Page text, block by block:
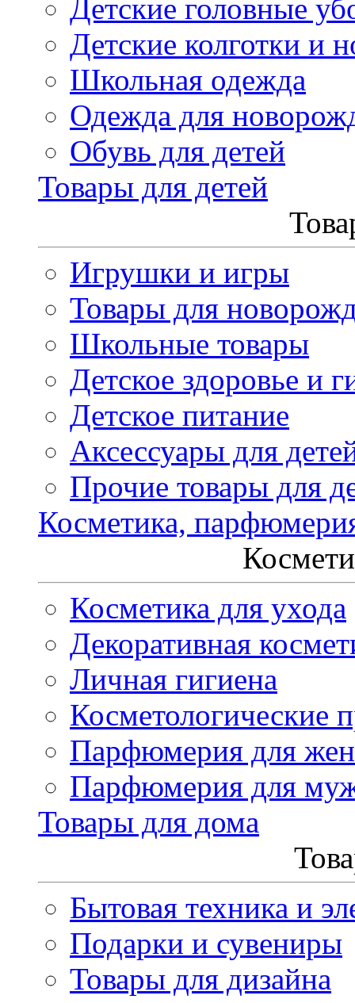
Детские головные
Детские колготки и
Школьная одежда
Одежда для
Обувь для детей
Товары для детей
Игрушки и игры
Товары для
Школьные товары
Детское здоровье и
Детское питание
Аксессуары для
Прочие товары для
Косметика,
Косметика для ухода
Декоративная
Личная гигиена
Косметологические
Парфюмерия для
Парфюмерия для
Товары для дома
Бытовая техника и
Подарки и сувениры
Товары для дизайна